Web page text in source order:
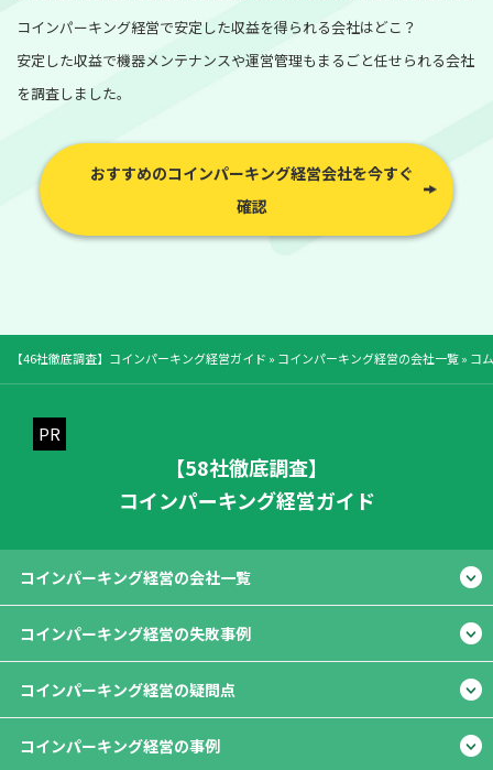
コインパーキング経営で安定した収益を得られる会社はどこ？
安定した収益で機器メンテナンスや運営管理もまるごと任せられる会社
を調査しました。
おすすめのコインパーキング経営会社を今すぐ
確認
【46社徹底調査】コインパーキング経営ガイド » コインパーキング経営の会社一覧» コ
【58社徹底調査】
コインパーキング経営ガイド
コインパーキング経営の会社一覧
コインパーキング経営の失敗事例
コインパーキング経営の疑問点
コインパーキング経営の事例